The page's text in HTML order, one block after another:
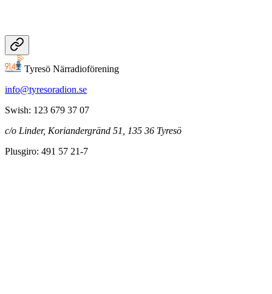
Tyresö Närradioförening
info@tyresoradion.se
Swish: 123 679 37 07
c/o Linder, Koriandergränd 51, 135 36 Tyresö
Plusgiro: 491 57 21-7